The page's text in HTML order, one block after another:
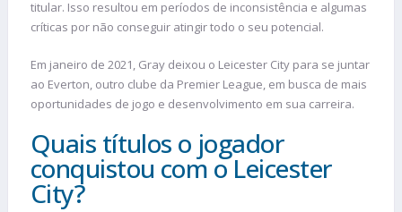
titular. Isso resultou em períodos de inconsistência e algumas
críticas por não conseguir atingir todo o seu potencial.
Em janeiro de 2021, Gray deixou o Leicester City para se juntar
ao Everton, outro clube da Premier League, em busca de mais
oportunidades de jogo e desenvolvimento em sua carreira.
Quais títulos o jogador
conquistou com o Leicester
City?